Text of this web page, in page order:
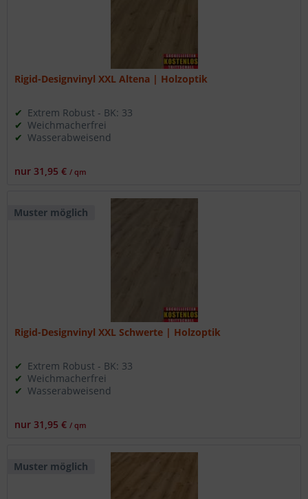
Rigid-Designvinyl XXL Altena | Holzoptik
Extrem Robust - BK: 33
Weichmacherfrei
Wasserabweisend
nur 31,95 €/ qm
Muster möglich
Rigid-Designvinyl XXL Schwerte | Holzoptik
Extrem Robust - BK: 33
Weichmacherfrei
Wasserabweisend
nur 31,95 €/ qm
Muster möglich